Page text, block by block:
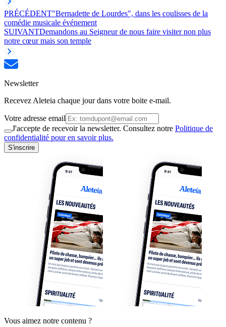
PRÉCÉDENT"Bernadette de Lourdes", dans les coulisses de la
comédie musicale événement
SUIVANTDemandons au Seigneur de nous faire visiter non plus
notre cœur mais son temple
Newsletter
Recevez Aleteia chaque jour dans votre boite e-mail.
Votre adresse email
J'accepte de recevoir la newsletter. Consultez notre Politique de
confidentialité pour en savoir plus.
S'inscrire
Vous aimez notre contenu ?